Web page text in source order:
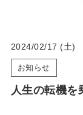
2024/02/17 (土)
お知らせ
人生の転機を